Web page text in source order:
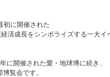
初に開催された
済成長をシンボライズする一大イ
に開催された愛・地球博に続き、
覧会です。